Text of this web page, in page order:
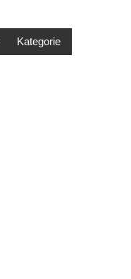
Kategorie